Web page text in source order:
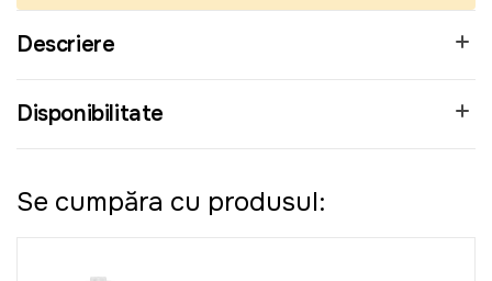
Descriere
Disponibilitate
Se cumpăra cu produsul: